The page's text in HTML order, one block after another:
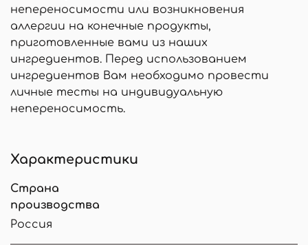
непереносимости или возникновения
аллергии на конечные продукты,
приготовленные вами из наших
ингредиентов. Перед использованием
ингредиентов Вам необходимо провести
личные тесты на индивидуальную
непереносимость.
Характеристики
Страна
производства
Россия